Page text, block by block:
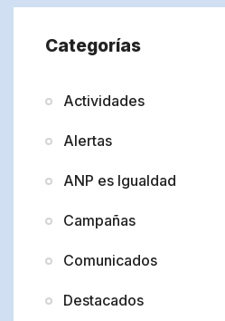
Categorías
Actividades
Alertas
ANP es Igualdad
Campañas
Comunicados
Destacados